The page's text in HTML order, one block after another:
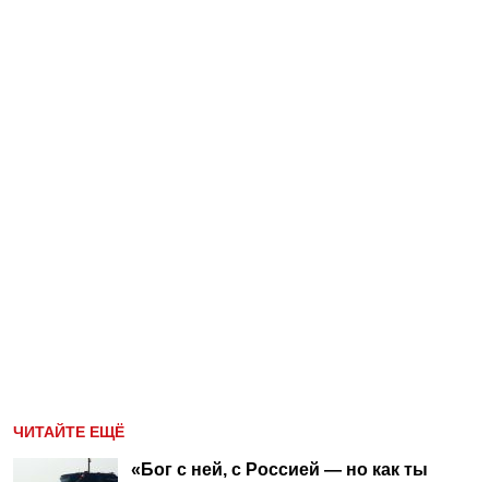
ЧИТАЙТЕ ЕЩЁ
«Бог с ней, с Россией — но как ты